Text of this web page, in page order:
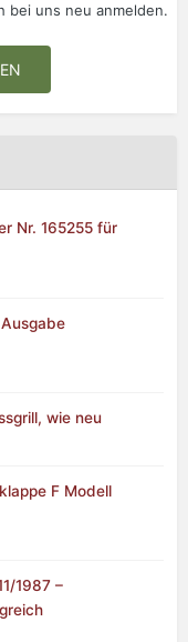
bei uns neu anmelden.
Nr. 165255 für
wie neu
F Modell
1987 –